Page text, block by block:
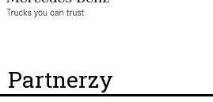
Partnerzy